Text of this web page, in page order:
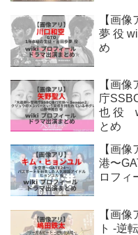
【画
夢 役
め
【画
庁
也 役
とめ
【画
港〜
ロフィ
【画
ト -逆